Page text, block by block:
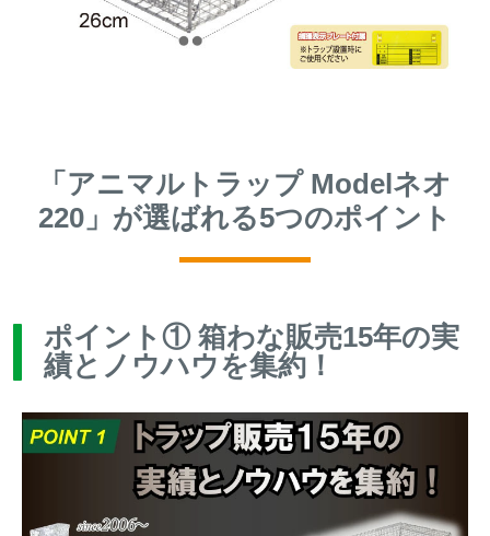
「アニマルトラップ Modelネオ
220」が選ばれる5つのポイント
ポイント① 箱わな販売15年の実
績とノウハウを集約！